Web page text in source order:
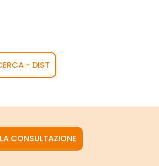
- DIST
CONSULTAZIONE